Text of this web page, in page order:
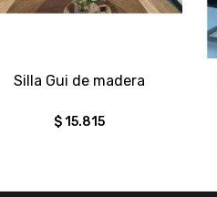
Silla Gui de madera
$15.815